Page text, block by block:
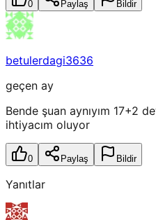
0 Paylaş Bildir
betulerdagi3636
geçen ay
Bende şuan aynıyım 17+2
ihtiyacım oluyor
0 Paylaş Bildir
Yanıtlar